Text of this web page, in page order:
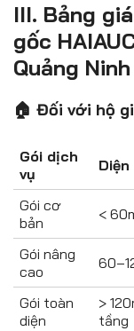
III. Bảng
gốc
Quảng Ninh
🏠 Đối với hộ
Gói dịch
vụ
Gói cơ
bản
<
Gói nâng
cao
Gói toàn
diện
>
tầng